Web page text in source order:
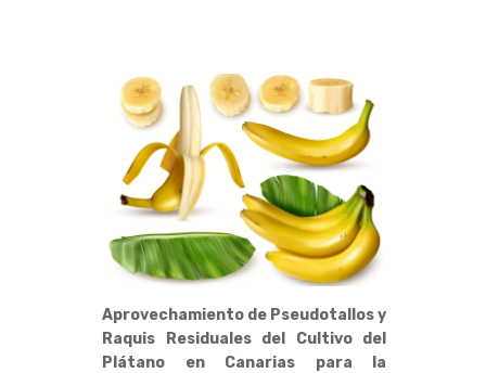
Aprovechamiento de Pseudotallos y
Raquis Residuales del Cultivo del
Plátano en Canarias para la